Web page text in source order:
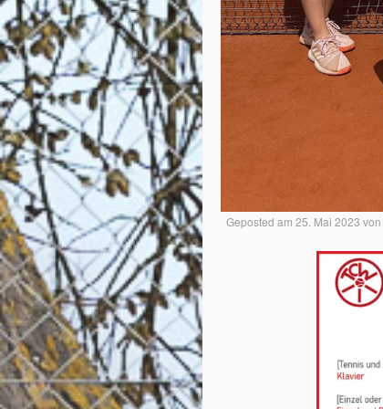
Geposted am 25. Mai 2023 von